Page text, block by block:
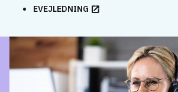
EVEJLEDNING